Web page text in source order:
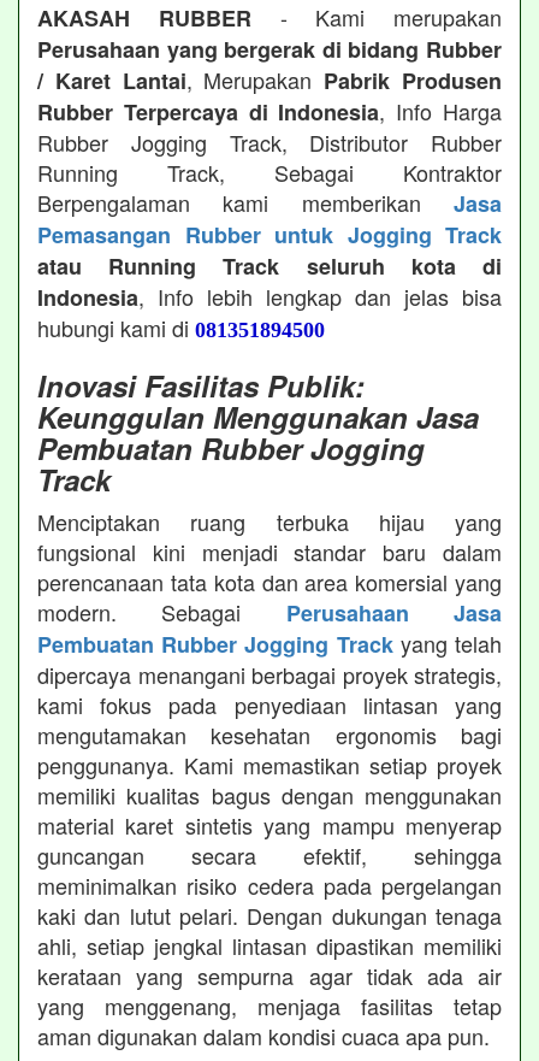
AKASAH RUBBER - Kami merupakan
Perusahaan yang bergerak di bidang Rubber
/ Karet Lantai, Merupakan Pabrik Produsen
Rubber Terpercaya di Indonesia, Info Harga
Rubber Jogging Track, Distributor Rubber
Running Track, Sebagai Kontraktor
Berpengalaman kami memberikan Jasa
Pemasangan Rubber untuk Jogging Track
atau Running Track seluruh kota di
Indonesia, Info lebih lengkap dan jelas bisa
hubungi kami di 081351894500
Inovasi Fasilitas Publik:
Keunggulan Menggunakan Jasa
Pembuatan Rubber Jogging
Track
Menciptakan ruang terbuka hijau yang
fungsional kini menjadi standar baru dalam
perencanaan tata kota dan area komersial yang
modern. Sebagai Perusahaan Jasa
Pembuatan Rubber Jogging Trackyang telah
dipercaya menangani berbagai proyek strategis,
kami fokus pada penyediaan lintasan yang
mengutamakan kesehatan ergonomis bagi
penggunanya. Kami memastikan setiap proyek
memiliki kualitas bagus dengan menggunakan
material karet sintetis yang mampu menyerap
guncangan secara efektif, sehingga
meminimalkan risiko cedera pada pergelangan
kaki dan lutut pelari. Dengan dukungan tenaga
ahli, setiap jengkal lintasan dipastikan memiliki
kerataan yang sempurna agar tidak ada air
yang menggenang, menjaga fasilitas tetap
aman digunakan dalam kondisi cuaca apa pun.